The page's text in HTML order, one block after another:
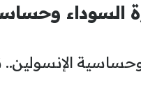
السوداء
وحساسية